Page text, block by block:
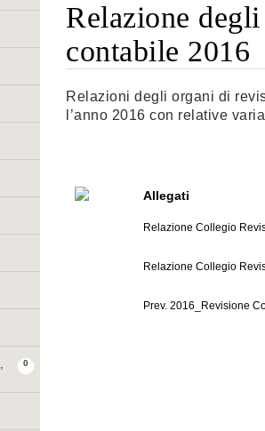
0
Relazione
contabile 2016
Relazioni degli organi di
l’anno 2016 con relative
Allegati
Relazione Collegio
Relazione Collegio
Prev. 2016_Revisione